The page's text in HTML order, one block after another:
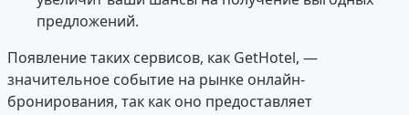
предложений.
Появление таких сервисов, как GetHotel, —
значительное событие на рынке онлайн-
бронирования, так как оно предоставляет